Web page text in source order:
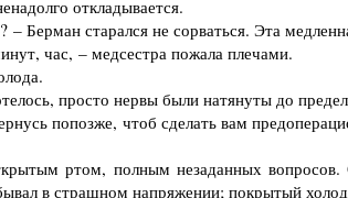
откладывается.
– Берман старался не сорваться. Эта
час, – медсестра пожала плечами.
просто нервы были натянуты до
попозже, чтоб сделать вам
ртом, полным незаданных
в страшном напряжении; покрытый